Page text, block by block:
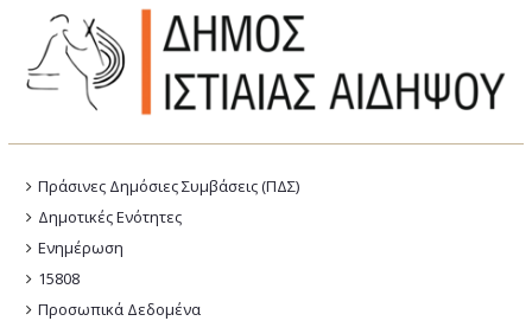
Πράσινες Δημόσιες Συμβάσεις (ΠΔΣ)
Δημοτικές Ενότητες
Ενημέρωση
15808
Προσωπικά Δεδομένα